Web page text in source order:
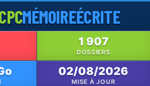
MÉMOIREÉCRITE
1 907
DOSSIERS
02/08/2026
MISE À JOUR